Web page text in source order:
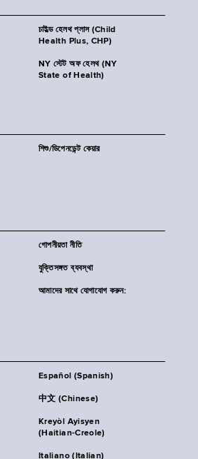
চাইল্ড হেলথ প্লাস (Child
Health Plus, CHP)
NY স্টেট অফ হেলথ (NY
State of Health)
শিশু/ডিপেনডেন্ট কেয়ার
গোপনীয়তা নীতি
যুক্তিসঙ্গত ব্যবস্থা
আমাদের সাথে যোগাযোগ করুন:
Español (Spanish)
中文 (Chinese)
Kreyòl Ayisyen
(Haitian-Creole)
Italiano (Italian)